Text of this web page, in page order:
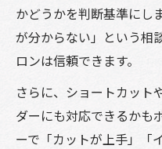
かどうかを判断基準にし
が分からない」という相
ロンは信頼できます。
さらに、ショートカット
ダーにも対応できるかも
ーで「カットが上手」「